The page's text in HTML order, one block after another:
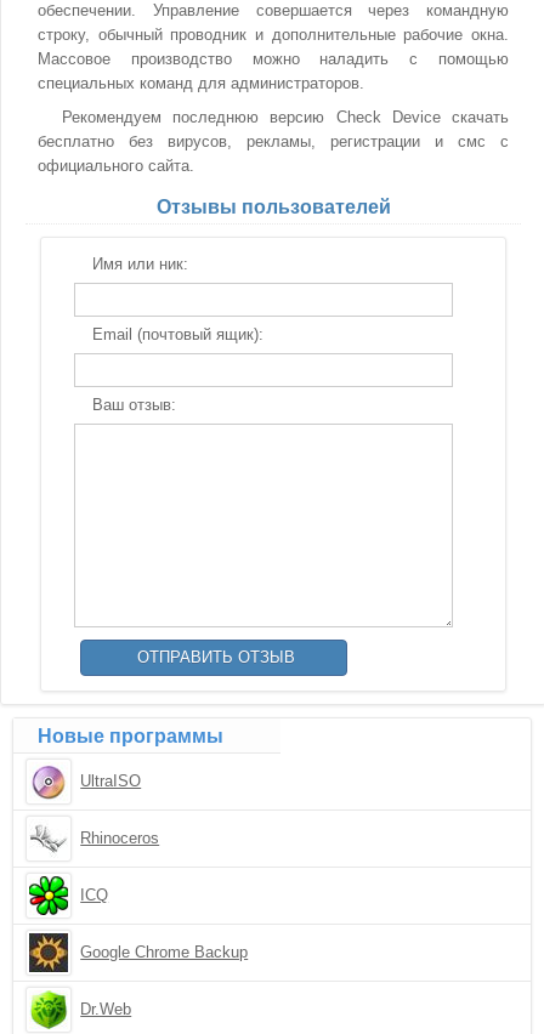
обеспечении. Управление совершается через командную
строку, обычный проводник и дополнительные рабочие окна.
Массовое производство можно наладить с помощью
специальных команд для администраторов.
Рекомендуем последнюю версию Check Device скачать
бесплатно без вирусов, рекламы, регистрации и смс с
официального сайта.
Отзывы пользователей
Имя или ник:
Email (почтовый ящик):
Ваш отзыв:
Новые программы
UltraISO
Rhinoceros
ICQ
Google Chrome Backup
Dr.Web